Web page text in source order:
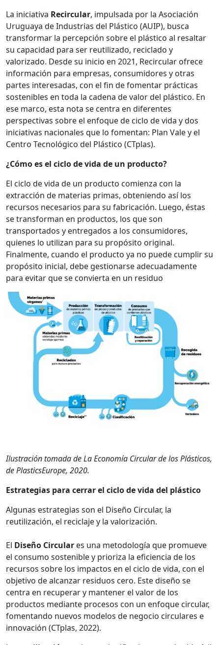
La iniciativa Recircular, impulsada por la Asociación
Uruguaya de Industrias del Plástico (AUIP), busca
transformar la percepción sobre el plástico al resaltar
su capacidad para ser reutilizado, reciclado y
valorizado. Desde su inicio en 2021, Recircular ofrece
información para empresas, consumidores y otras
partes interesadas, con el fin de fomentar prácticas
sostenibles en toda la cadena de valor del plástico. En
ese marco, esta nota se centra en diferentes
perspectivas sobre el enfoque de ciclo de vida y dos
iniciativas nacionales que lo fomentan: Plan Vale y el
Centro Tecnológico del Plástico (CTplas).
¿Cómo es el ciclo de vida de un producto?
El ciclo de vida de un producto comienza con la
extracción de materias primas, obteniendo así los
recursos necesarios para su fabricación. Luego, éstas
se transforman en productos, los que son
transportados y entregados a los consumidores,
quienes lo utilizan para su propósito original.
Finalmente, cuando el producto ya no puede cumplir su
propósito inicial, debe gestionarse adecuadamente
para evitar que se convierta en un residuo
Ilustración tomada de La Economía Circular de los Plásticos,
de PlasticsEurope, 2020.
Estrategias para cerrar el ciclo de vida del plástico
Algunas estrategias son el Diseño Circular, la
reutilización, el reciclaje y la valorización.
El Diseño Circular es una metodología que promueve
el consumo sostenible y prioriza la eficiencia de los
recursos sobre los impactos en el ciclo de vida, con el
objetivo de alcanzar residuos cero. Este diseño se
centra en recuperar y mantener el valor de los
productos mediante procesos con un enfoque circular,
fomentando nuevos modelos de negocio circulares e
innovación (CTplas, 2022).